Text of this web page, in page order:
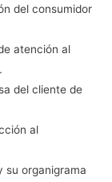
del consumidor
atención al
del cliente de
al
su organigrama